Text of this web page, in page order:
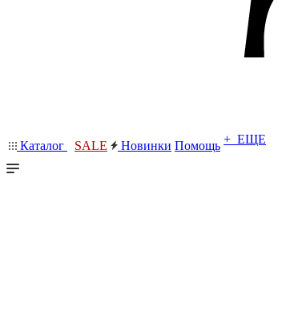
Каталог SALE Новинки Помощь + ЕЩЕ